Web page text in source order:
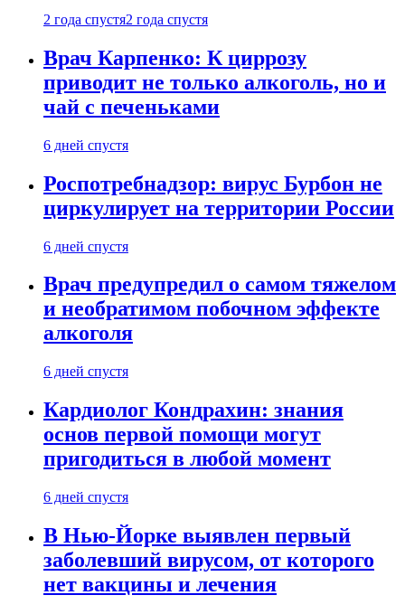
2 года спустя2 года спустя
Врач Карпенко: К циррозу
приводит не только алкоголь, но и
чай с печеньками
6 дней спустя
Роспотребнадзор: вирус Бурбон не
циркулирует на территории России
6 дней спустя
Врач предупредил о самом тяжелом
и необратимом побочном эффекте
алкоголя
6 дней спустя
Кардиолог Кондрахин: знания
основ первой помощи могут
пригодиться в любой момент
6 дней спустя
В Нью-Йорке выявлен первый
заболевший вирусом, от которого
нет вакцины и лечения